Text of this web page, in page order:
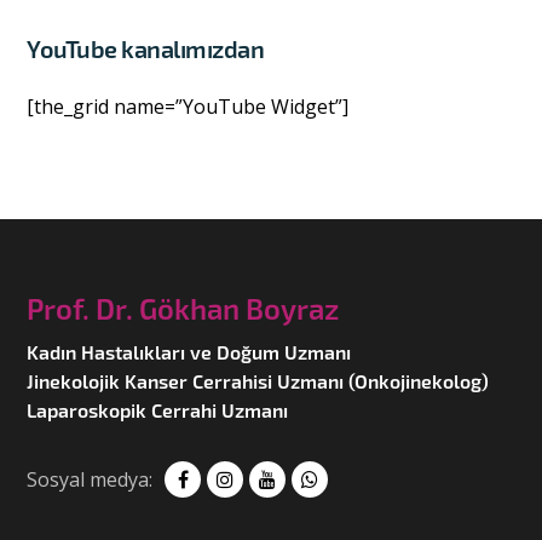
YouTube kanalımızdan
[the_grid name=”YouTube Widget”]
Prof. Dr. Gökhan Boyraz
Kadın Hastalıkları ve Doğum Uzmanı
Jinekolojik Kanser Cerrahisi Uzmanı (Onkojinekolog)
Laparoskopik Cerrahi Uzmanı
Sosyal medya: